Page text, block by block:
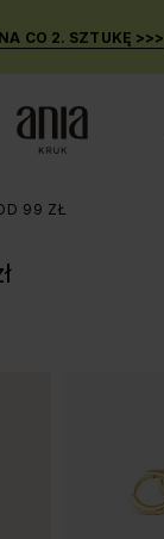
CO 2. SZTUKĘ >>>
99 ZŁ